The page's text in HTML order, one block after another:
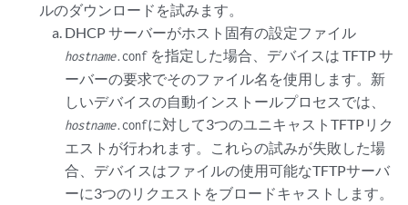
ルのダウンロードを試みます。
DHCP サーバーがホスト固有の設定ファイル
hostname.confを指定した場合、デバイスは TFTP サ
ーバーの要求でそのファイル名を使用します。新
しいデバイスの自動インストールプロセスでは、
hostname.confに対して3つのユニキャストTFTPリク
エストが行われます。これらの試みが失敗した場
合、デバイスはファイルの使用可能なTFTPサーバ
ーに3つのリクエストをブロードキャストします。